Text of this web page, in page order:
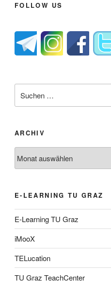
FOLLOW US
nach:
ARCHIV
E-LEARNING TU GRAZ
E-Learning TU Graz
iMooX
TELucation
TU Graz TeachCenter